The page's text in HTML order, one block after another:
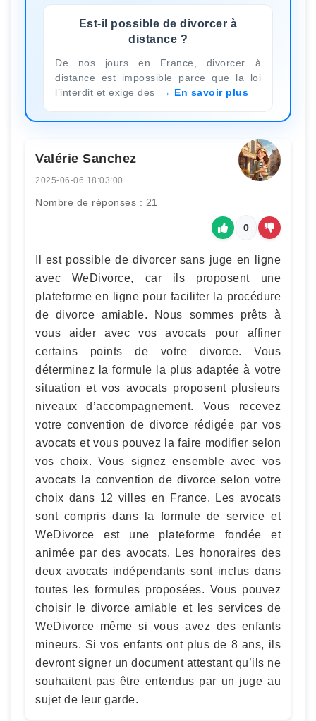
Est-il possible de divorcer à
distance ?
De nos jours en France, divorcer à
distance est impossible parce que la loi
l’interdit et exige des
En savoir plus
Valérie Sanchez
2025-06-06 18:03:00
Nombre de réponses : 21
0
Il est possible de divorcer sans juge en ligne
avec WeDivorce, car ils proposent une
plateforme en ligne pour faciliter la procédure
de divorce amiable. Nous sommes prêts à
vous aider avec vos avocats pour affiner
certains points de votre divorce. Vous
déterminez la formule la plus adaptée à votre
situation et vos avocats proposent plusieurs
niveaux d’accompagnement. Vous recevez
votre convention de divorce rédigée par vos
avocats et vous pouvez la faire modifier selon
vos choix. Vous signez ensemble avec vos
avocats la convention de divorce selon votre
choix dans 12 villes en France. Les avocats
sont compris dans la formule de service et
WeDivorce est une plateforme fondée et
animée par des avocats. Les honoraires des
deux avocats indépendants sont inclus dans
toutes les formules proposées. Vous pouvez
choisir le divorce amiable et les services de
WeDivorce même si vous avez des enfants
mineurs. Si vos enfants ont plus de 8 ans, ils
devront signer un document attestant qu’ils ne
souhaitent pas être entendus par un juge au
sujet de leur garde.